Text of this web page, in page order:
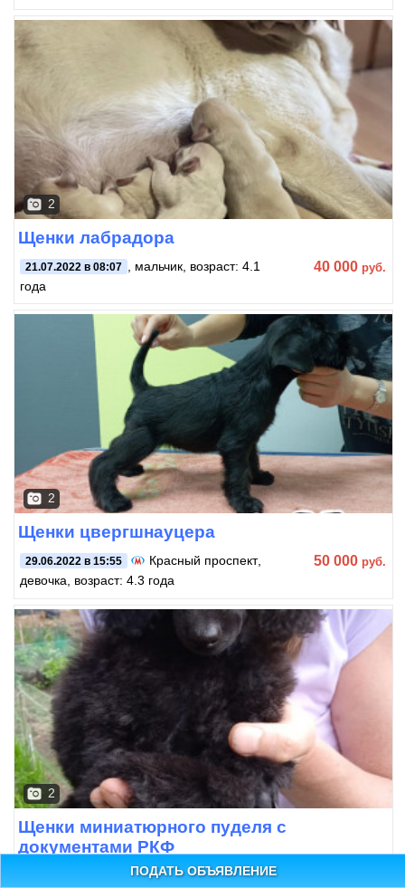
ПОДАТЬ ОБЪЯВЛЕНИЕ
2
Щенки лабрадора
21.07.2022 в 08:07
, мальчик, возраст: 4.1
года
40 000 руб.
2
Щенки цвергшнауцера
29.06.2022 в 15:55 Красный проспект,
девочка, возраст: 4.3 года
50 000 руб.
2
Щенки миниатюрного пуделя с
документами РКФ
Заельцовская,